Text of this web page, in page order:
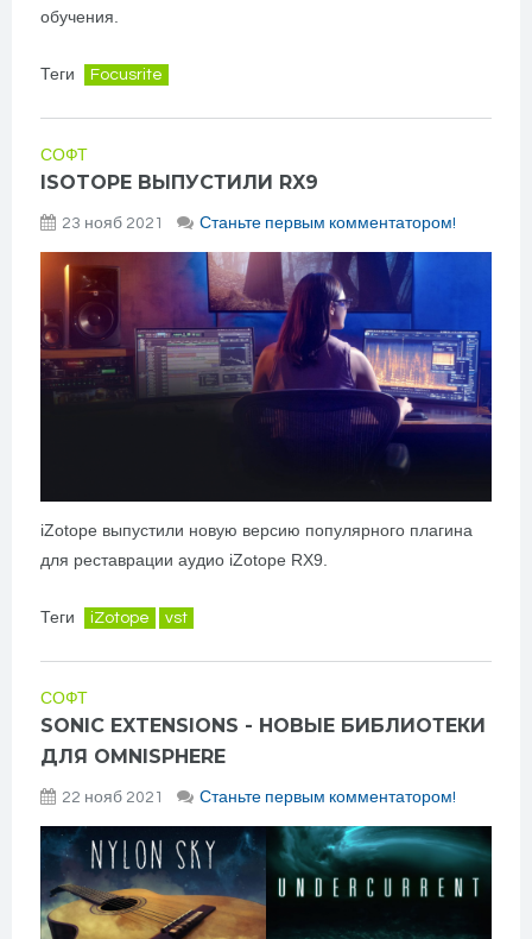
обучения.
Теги Focusrite
СОФТ
ISOTOPE ВЫПУСТИЛИ RX9
23 нояб 2021 Станьте первым комментатором!
iZotope выпустили новую версию популярного плагина
для реставрации аудио iZotope RX9.
Теги iZotope vst
СОФТ
SONIC EXTENSIONS - НОВЫЕ БИБЛИОТЕКИ
ДЛЯ OMNISPHERE
22 нояб 2021 Станьте первым комментатором!